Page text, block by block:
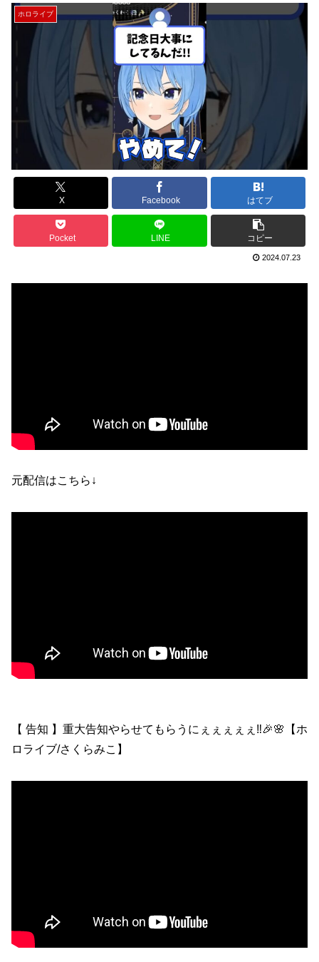
ホロライブ
X Facebook はてブ
Pocket LINE コピー
2024.07.23
元配信はこちら↓
【 告知 】重大告知やらせてもらうにぇぇぇぇぇ‼🎉🌸【ホ
ロライブ/さくらみこ】